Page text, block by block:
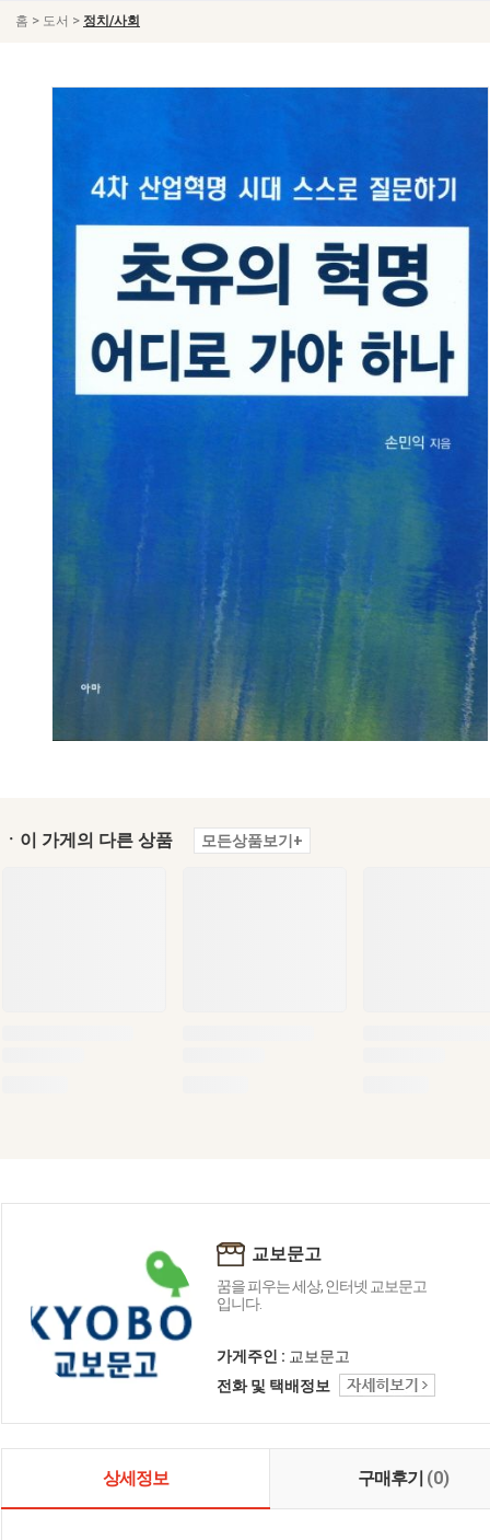
홈 > 도서 > 정치/사회
ㆍ이 가게의 다른 상품 모든상품보기+
교보문고
꿈을 피우는 세상, 인터넷 교보문고
입니다.
가게주인 : 교보문고
전화 및 택배정보
상세정보 구매후기 (0)